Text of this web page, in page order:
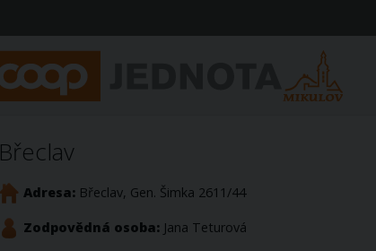
Břeclav
Adresa: Břeclav, Gen. Šimka 2611/44
Zodpovědná osoba: Jana Teturová